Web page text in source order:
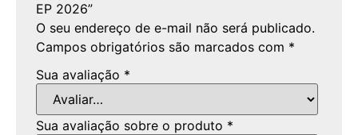
EP 2026”
O seu endereço de e-mail não será publicado.
Campos obrigatórios são marcados com *
Sua avaliação *
Sua avaliação sobre o produto *